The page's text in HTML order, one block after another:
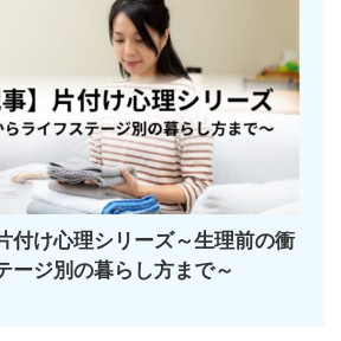
付け心理シリーズ～生理前の衝
ージ別の暮らし方まで～